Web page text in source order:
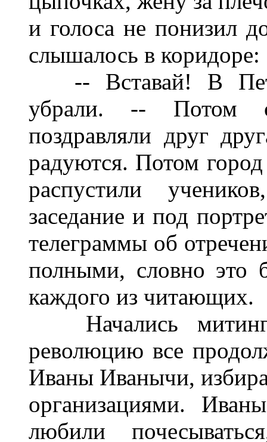
и голоса не понизил
слышалось в коридоре:
-- Вставай! В
убрали. -- Потом
поздравляли друг
радуются. Потом
распустили
заседание и под
телеграммы об
полными, словно это
каждого из читающих.
Начались
революцию все
Иваны Иванычи,
организациями.
любили